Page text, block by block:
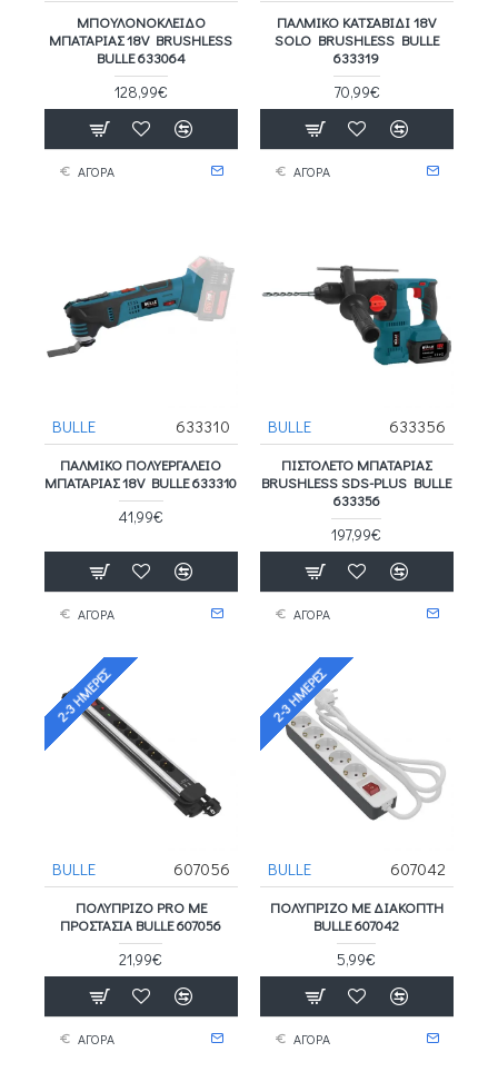
ΜΠΟΥΛΟΝΌΚΛΕΙΔΟ
ΜΠΑΤΑΡΊΑΣ 18V BRUSHLESS
BULLE 633064
128,99€
ΑΓΟΡΑ
ΠΑΛΜΙΚΌ ΚΑΤΣΑΒΊΔΙ 18V
SOLO BRUSHLESS BULLE
633319
70,99€
ΑΓΟΡΑ
BULLE 633310
ΠΑΛΜΙΚΟ ΠΟΛΥΕΡΓΑΛΕΙΟ
ΜΠΑΤΑΡΙΑΣ 18V BULLE 633310
41,99€
ΑΓΟΡΑ
BULLE 633356
ΠΙΣΤΟΛΕΤΟ ΜΠΑΤΑΡΙΑΣ
BRUSHLESS SDS-PLUS BULLE
633356
197,99€
ΑΓΟΡΑ
2-3 ΗΜΈΡΕΣ
BULLE 607056
ΠΟΛΥΠΡΙΖΟ PRO ΜΕ
ΠΡΟΣΤΑΣΙΑ BULLE 607056
21,99€
ΑΓΟΡΑ
2-3 ΗΜΈΡΕΣ
BULLE 607042
ΠΟΛΥΠΡΙΖΟ ΜΕ ΔΙΑΚΟΠΤΗ
BULLE 607042
5,99€
ΑΓΟΡΑ